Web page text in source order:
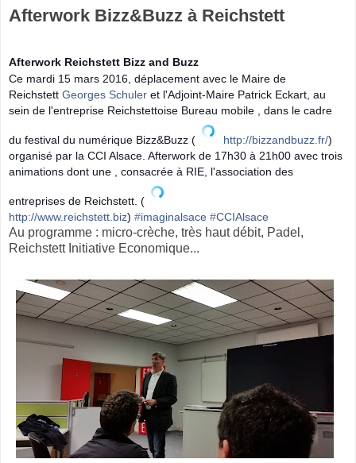
Afterwork Bizz&Buzz à Reichstett
Afterwork Reichstett Bizz and Buzz
Ce mardi 15 mars 2016, déplacement avec le Maire de
Reichstett Georges Schuler et l'Adjoint-Maire Patrick Eckart, au
sein de l'entreprise Reichstettoise Bureau mobile , dans le cadre
du festival du numérique Bizz&Buzz ( http://bizzandbuzz.fr/)
organisé par la CCI Alsace. Afterwork de 17h30 à 21h00 avec trois
animations dont une , consacrée à RIE, l'association des
entreprises de Reichstett. (
http://www.reichstett.biz) ‪#‎imaginalsace‬ ‪#‎CCIAlsace‬
Au programme : micro-crèche, très haut débit, Padel,
Reichstett Initiative Economique...